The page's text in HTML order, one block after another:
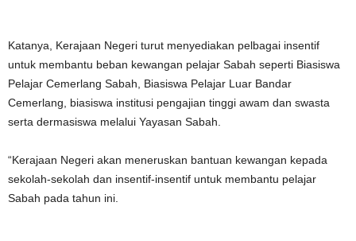
Katanya, Kerajaan Negeri turut menyediakan pelbagai insentif
untuk membantu beban kewangan pelajar Sabah seperti Biasiswa
Pelajar Cemerlang Sabah, Biasiswa Pelajar Luar Bandar
Cemerlang, biasiswa institusi pengajian tinggi awam dan swasta
serta dermasiswa melalui Yayasan Sabah.
“Kerajaan Negeri akan meneruskan bantuan kewangan kepada
sekolah-sekolah dan insentif-insentif untuk membantu pelajar
Sabah pada tahun ini.